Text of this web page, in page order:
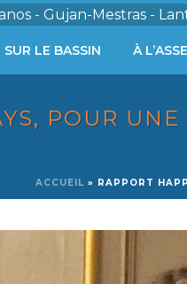
- Gujan-Mestras -
SUR LE BASSIN À
POUR
ACCUEIL » RAPPORT